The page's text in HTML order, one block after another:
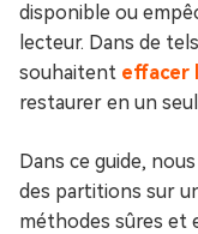
disponible ou
lecteur. Dans de
souhaitent effacer
restaurer en un
Dans ce guide,
des partitions sur
méthodes sûres et